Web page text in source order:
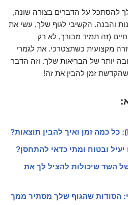
להסתכל על הדברים בצורה שונה,
והבנה. הקשיבי לגוף שלך, עשי את
(זה תמיד מבורך, לא רק
מקצועית כשתצטרכי. את לגמרי
יותר של הבריאות שלך. וזה הדבר
זמן להבין את זה!
השד שיכולות להציל לך את
הסודות שהגוף שלך מסתיר ממך